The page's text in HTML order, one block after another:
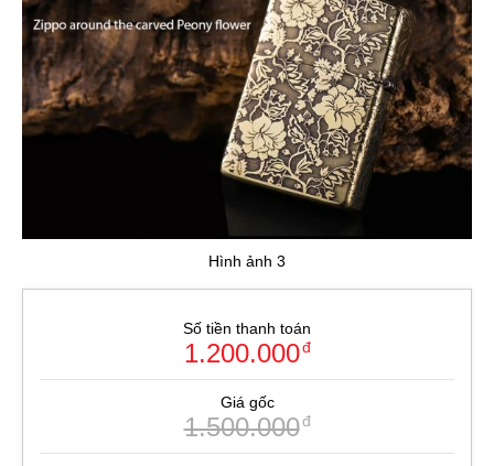
Hình ảnh 3
Số tiền thanh toán
1.200.000đ
Giá gốc
1.500.000đ